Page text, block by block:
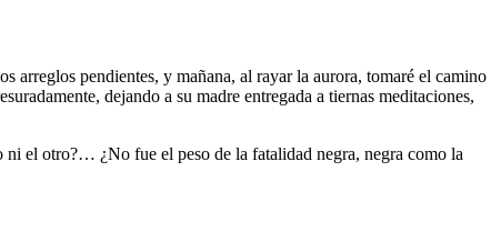
pendientes, y mañana, al rayar la aurora, tomaré el camino
dejando a su madre entregada a tiernas meditaciones,
el otro?… ¿No fue el peso de la fatalidad negra, negra como la